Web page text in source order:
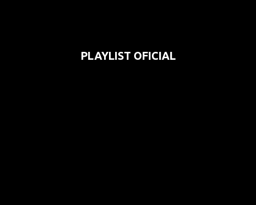
PLAYLIST OFICIAL